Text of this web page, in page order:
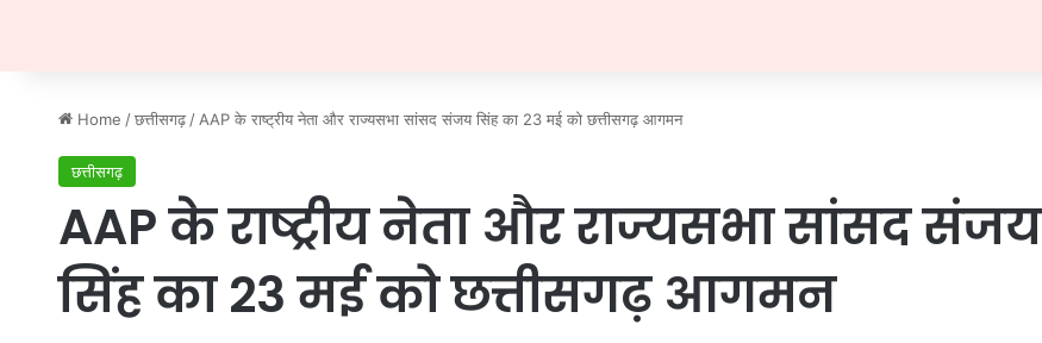
Home / छत्तीसगढ़ / AAP के राष्ट्रीय नेता और राज्यसभा सांसद संजय सिंह का 23 मई को छत्तीसगढ़ आगमन
छत्तीसगढ़
AAP के राष्ट्रीय नेता और राज्यसभा सांसद संजय
सिंह का 23 मई को छत्तीसगढ़ आगमन